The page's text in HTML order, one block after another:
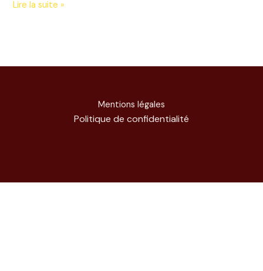
Lire la suite »
Mentions légales
Politique de confidentialité